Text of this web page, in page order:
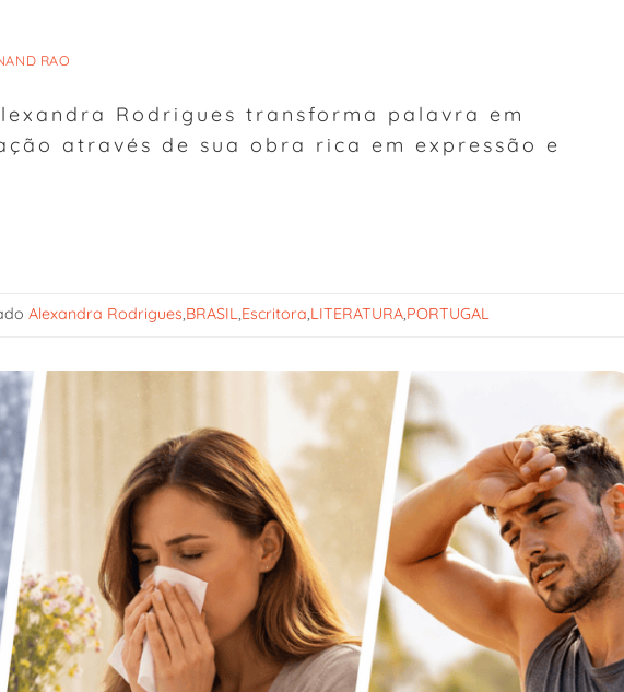
RAO
Rodrigues transforma palavra em
através de sua obra rica em expressão e
Alexandra Rodrigues,BRASIL,Escritora,LITERATURA,PORTUGAL